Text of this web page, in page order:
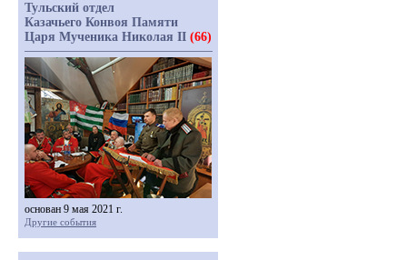
Тульский отдел
Казачьего Конвоя Памяти
Царя Мученика Николая II (66)
основан 9 мая 2021 г.
Другие события